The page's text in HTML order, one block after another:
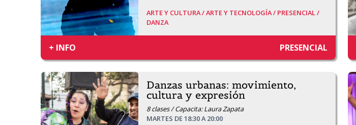
ARTE Y CULTURA /ARTE Y TECNOLOGÍA / PRESENCIAL /
DANZA
+ INFO PRESENCIAL
Danzas urbanas: movimiento,
cultura y expresión
8 clases / Capacita: Laura Zapata
MARTES DE 18:30 A 20:00